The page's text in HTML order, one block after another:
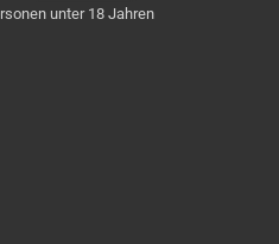
unter 18 Jahren